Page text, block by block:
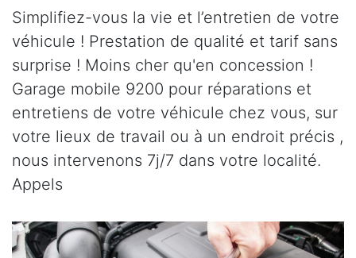
Simplifiez-vous la vie et l’entretien de votre
véhicule ! Prestation de qualité et tarif sans
surprise ! Moins cher qu'en concession !
Garage mobile 9200 pour réparations et
entretiens de votre véhicule chez vous, sur
votre lieux de travail ou à un endroit précis ,
nous intervenons 7j/7 dans votre localité.
Appels